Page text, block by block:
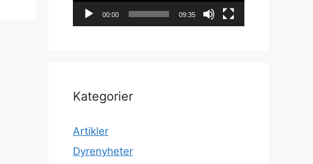
00:00 09:35
Kategorier
Artikler
Dyrenyheter